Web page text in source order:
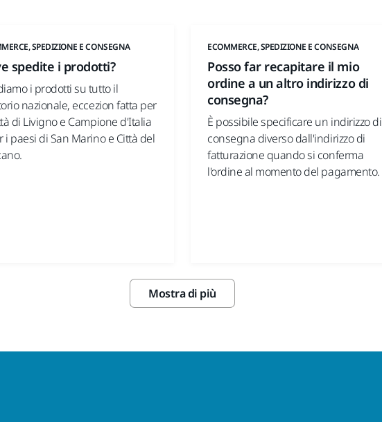
SPEDIZIONE E CONSEGNA
spedite i prodotti?
i prodotti su tutto il
nazionale, eccezion fatta per
di Livigno e Campione d'Italia
i paesi di San Marino e Città del
ECOMMERCE, SPEDIZIONE E CONSEGNA
Posso far recapitare il mio
ordine a un altro indirizzo di
consegna?
È possibile specificare un indirizzo di
consegna diverso dall'indirizzo di
fatturazione quando si conferma
l'ordine al momento del pagamento.
Mostra di più